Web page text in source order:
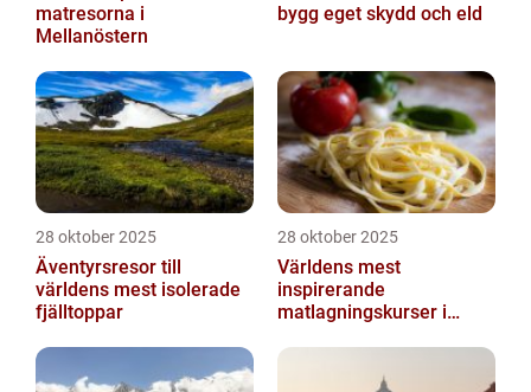
matresorna i
Mellanöstern
bygg eget skydd och eld
28 oktober 2025
Äventyrsresor till
världens mest isolerade
fjälltoppar
28 oktober 2025
Världens mest
inspirerande
matlagningskurser i